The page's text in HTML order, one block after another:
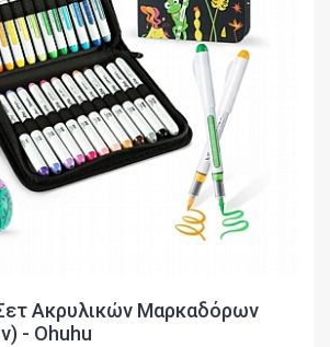
Ακρυλικών Μαρκαδόρων
- Ohuhu